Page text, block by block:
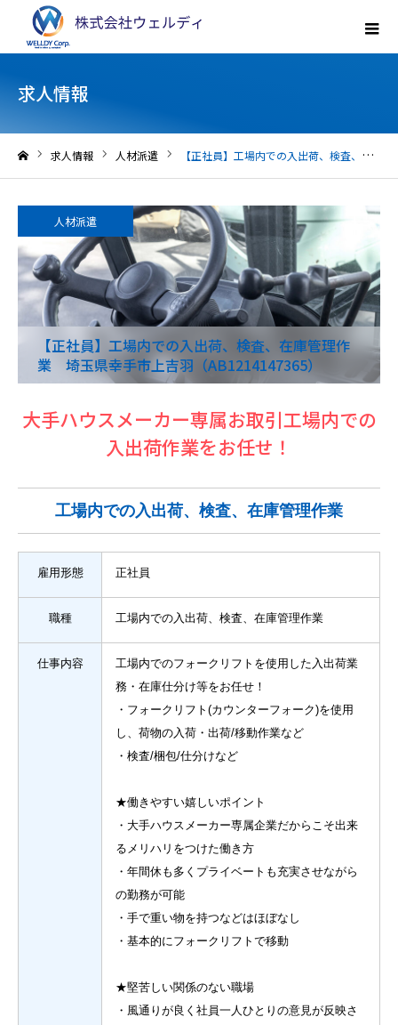
求人情報
求人情報 人材派遣 【正社員】工場内での入出荷、検査、在庫管理作業 埼玉県幸手市上吉羽（AB1214147365）
人材派遣
【正社員】工場内での入出荷、検査、在庫管理作
業 埼玉県幸手市上吉羽（AB1214147365）
大手ハウスメーカー専属お取引工場内での
入出荷作業をお任せ！
工場内での入出荷、検査、在庫管理作業
雇用形態 正社員
職種 工場内での入出荷、検査、在庫管理作業
仕事内容
工場内でのフォークリフトを使用した入出荷業
務・在庫仕分け等をお任せ！
・フォークリフト(カウンターフォーク)を使用
し、荷物の入荷・出荷/移動作業など
・検査/梱包/仕分けなど
★働きやすい嬉しいポイント
・大手ハウスメーカー専属企業だからこそ出来
るメリハリをつけた働き方
・年間休も多くプライベートも充実させながら
の勤務が可能
・手で重い物を持つなどはほぼなし
・基本的にフォークリフトで移動
★堅苦しい関係のない職場
・風通りが良く社員一人ひとりの意見が反映さ